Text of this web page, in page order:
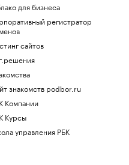
для бизнеса
регистратор
сайтов
знакомств podbor.ru
Компании
Курсы
управления РБК